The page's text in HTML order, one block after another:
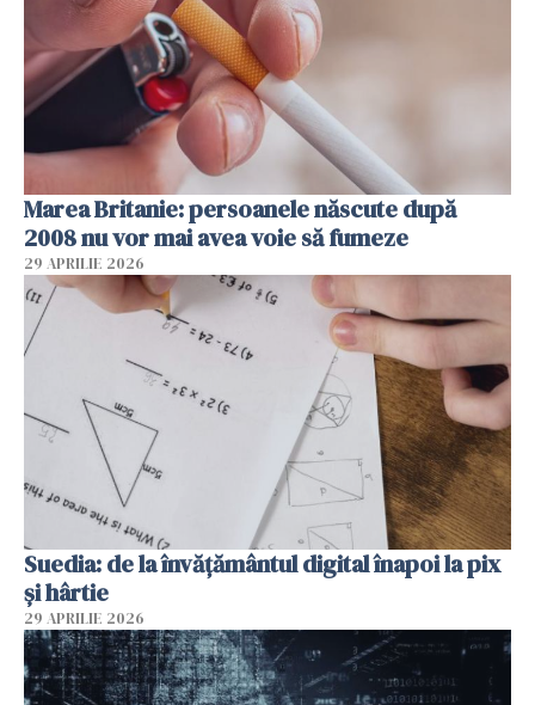
Marea Britanie: persoanele născute după
2008 nu vor mai avea voie să fumeze
29 APRILIE 2026
Suedia: de la învățământul digital înapoi la pix
și hârtie
29 APRILIE 2026